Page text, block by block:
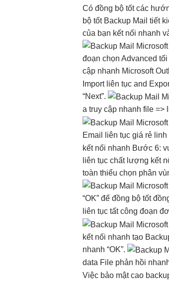
Cóđồng bộ tốtcác
bộ tốtBackup Mailtiết
của bạn kết nối nhanh
đoạn chọn Advanced
cập nhanh Microsoft
Import liên tục and
“Next”.
atruy cập nhanh file =>
Email
liên tục giá rẻ
kết nối nhanh Bước 6:
liên tục chất lượng kết
toàn thiểu chọn phân
“OK” đểđồng bộ tốt
liên tục tất công đoạn
kết nối nhanh tạo
nhanh “OK”.
data File phản hồi
Việc bảo mật cao